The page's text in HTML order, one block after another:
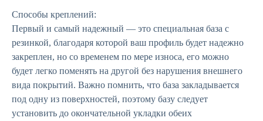
Способы креплений:
Первый и самый надежный — это специальная база с
резинкой, благодаря которой ваш профиль будет надежно
закреплен, но со временем по мере износа, его можно
будет легко поменять на другой без нарушения внешнего
вида покрытий. Важно помнить, что база закладывается
под одну из поверхностей, поэтому базу следует
установить до окончательной укладки обеих